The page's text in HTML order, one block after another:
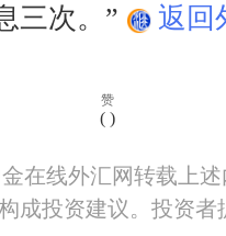
三次。”
返回
赞
( )
在线外汇网转载上
成投资建议。投资